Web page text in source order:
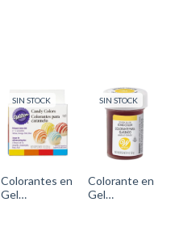
SIN STOCK
Colorantes en
Gel
SIN STOCK
Colorante en
Gel